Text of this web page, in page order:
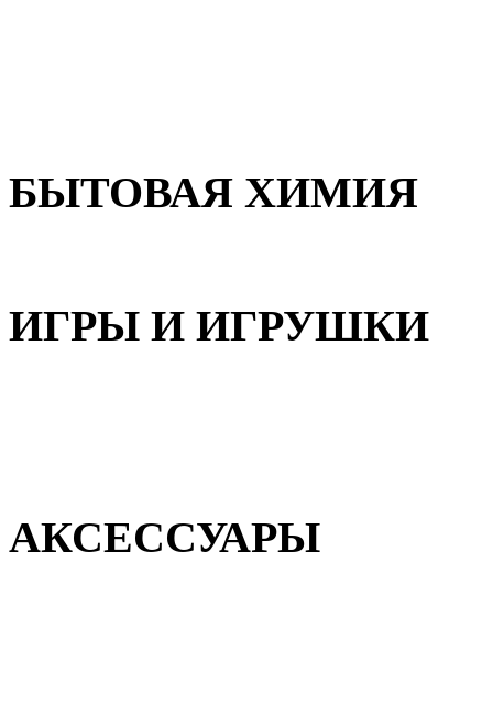
БЫТОВАЯ ХИМИЯ
ИГРЫ И ИГРУШКИ
АКСЕССУАРЫ